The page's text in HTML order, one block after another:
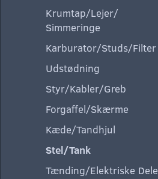
Krumtap/Lejer/
Simmeringe
Karburator/Studs/Filter
Udstødning
Styr/Kabler/Greb
Forgaffel/Skærme
Kæde/Tandhjul
Stel/Tank
Tænding/Elektriske Dele